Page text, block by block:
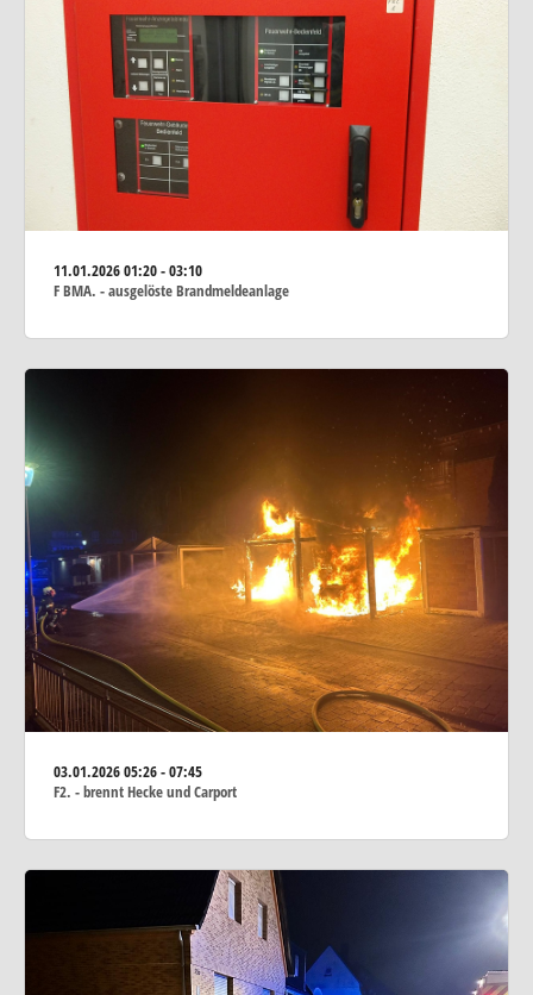
11.01.202601:20 - 03:10
F BMA. - ausgelöste Brandmeldeanlage
03.01.202605:26 - 07:45
F2. - brennt Hecke und Carport